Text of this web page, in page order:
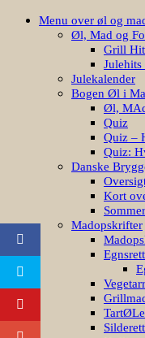
Menu over øl og
Øl, Mad og
Grill
Julekalender
Bogen Øl i
Øl,
Quiz
Quiz –
Quiz:
Danske
Kort
Madopskrifter